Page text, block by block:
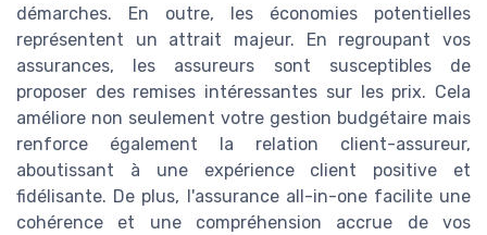
démarches. En outre, les économies potentielles
représentent un attrait majeur. En regroupant vos
assurances, les assureurs sont susceptibles de
proposer des remises intéressantes sur les prix. Cela
améliore non seulement votre gestion budgétaire mais
renforce également la relation client-assureur,
aboutissant à une expérience client positive et
fidélisante. De plus, l'assurance all-in-one facilite une
cohérence et une compréhension accrue de vos